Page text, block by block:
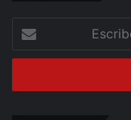
correo